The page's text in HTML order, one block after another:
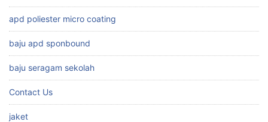
apd poliester micro coating
baju apd sponbound
baju seragam sekolah
Contact Us
jaket